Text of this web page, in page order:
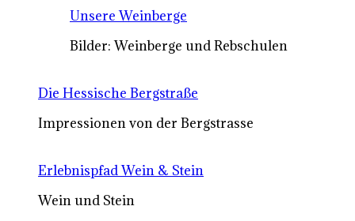
Unsere Weinberge
Bilder: Weinberge und Rebschulen
Die Hessische Bergstraße
Impressionen von der Bergstrasse
Erlebnispfad Wein & Stein
Wein und Stein